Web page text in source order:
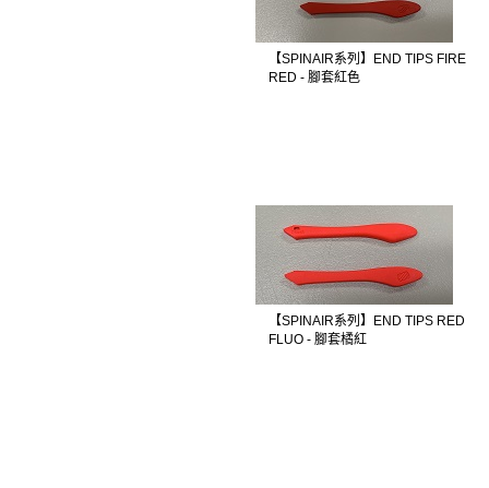
【SPINAIR系列】END TIPS FIRE
RED - 腳套紅色
【SPINAIR系列】END TIPS RED
FLUO - 腳套橘紅